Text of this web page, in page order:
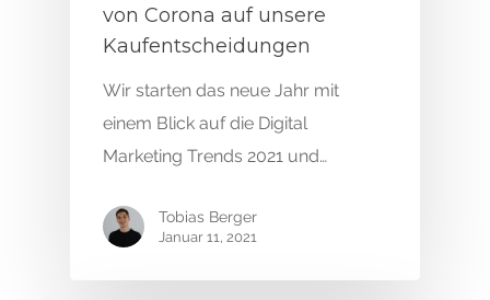
von Corona auf unsere
Kaufentscheidungen
Wir starten das neue Jahr mit
einem Blick auf die Digital
Marketing Trends 2021 und…
Tobias Berger
Januar 11, 2021